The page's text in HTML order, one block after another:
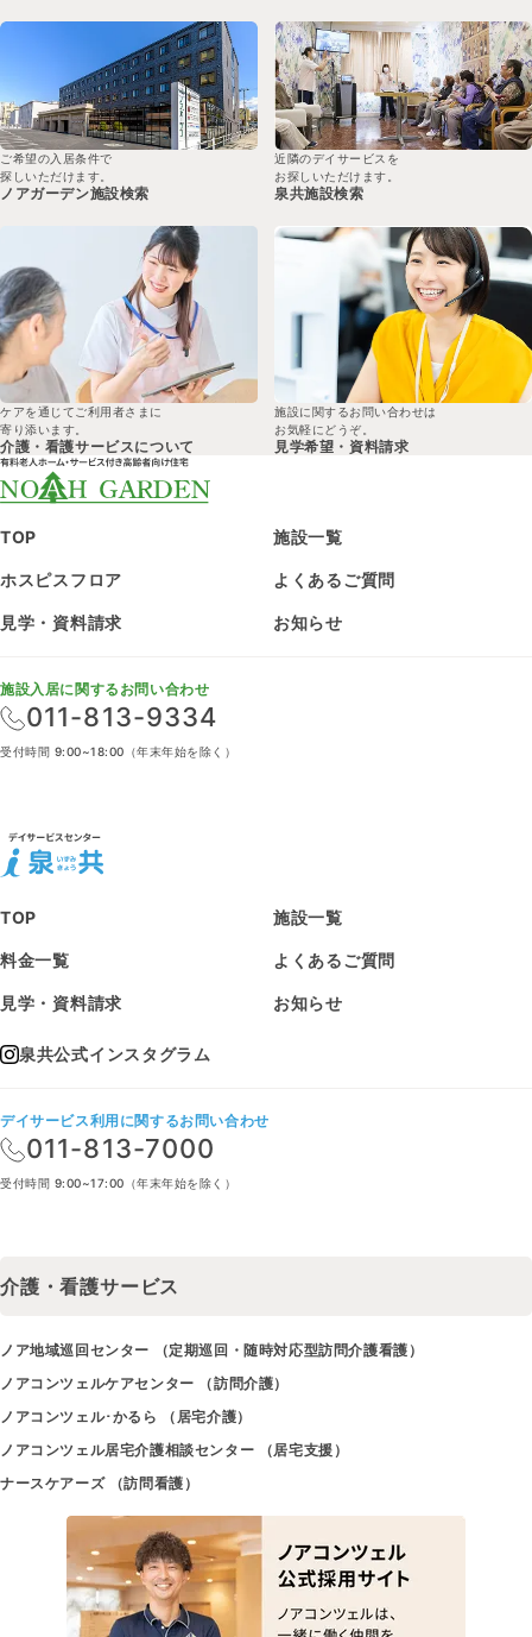
ご希望の入居条件で
探しいただけます。
ノアガーデン施設検索
近隣のデイサービスを
お探しいただけます。
泉共施設検索
ケアを通じてご利用者さまに
寄り添います。
介護・看護サービスについて
施設に関するお問い合わせは
お気軽にどうぞ。
見学希望・ 資料請求
介護・看護サービス
TOP 施設一覧
ホスピスフロア よくあるご質問
見学・資料請求 お知らせ
TOP 施設一覧
料金一覧 よくあるご質問
見学・資料請求 お知らせ
泉共公式インスタグラム
ノア地域巡回センター （定期巡回・随時対応型訪問介護看護）
ノアコンツェルケアセンター （訪問介護）
ノアコンツェル･かるら （居宅介護）
ノアコンツェル居宅介護相談センター （居宅支援）
ナースケアーズ （訪問看護）
施設入居に関するお問い合わせ
011-813-9334
受付時間 9:00~18:00（年末年始を除く）
デイサービス利用に関するお問い合わせ
011-813-7000
受付時間 9:00~17:00（年末年始を除く）